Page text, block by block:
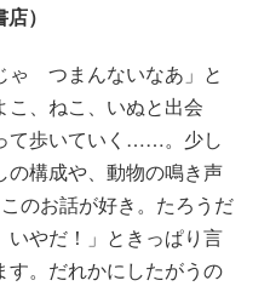
）
ゃ つまんないなあ」と
、ねこ、いぬと出会
て歩いていく……。少し
の構成や、動物の鳴き声
のお話が好き。たろうだ
やだ！」ときっぱり言
す。だれかにしたがうの